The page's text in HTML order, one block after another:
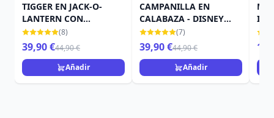
TIGGER EN JACK-O-
LANTERN CON
MURCIÉLAGO - DISNEY
TRADITIONS
(8)
39,90 €44,90 €
Añadir
CAMPANILLA EN
CALABAZA - DISNEY
TRADITIONS
(7)
39,90 €44,90 €
Añadir
IN